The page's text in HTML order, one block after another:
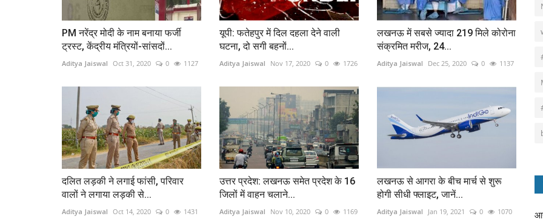
PM नरेंद्र मोदी के नाम बनाया फर्जी
ट्रस्ट, केंद्रीय मंत्रियों-सांसदों...
Aditya Jaiswal Oct 31, 2020 0 1127
यूपी: फतेहपुर में दिल दहला देने वाली
घटना, दो सगी बहनों...
Aditya Jaiswal Nov 17, 2020 0 1726
लखनऊ में सबसे ज्यादा 219 मिले कोरोना
संक्रमित मरीज, 24...
Aditya Jaiswal Dec 25, 2020 0 1137
दलित लड़की ने लगाई फांसी, परिवार
वालों ने लगाया लड़की से...
Aditya Jaiswal Oct 14, 2020 0 1431
उत्तर प्रदेश: लखनऊ समेत प्रदेश के 16
जिलों में वाहन चलाने...
Aditya Jaiswal Nov 10, 2020 0 1169
लखनऊ से आगरा के बीच मार्च से शुरू
होगी सीधी फ्लाइट, जानें...
Aditya Jaiswal Jan 19, 2021 0 1070